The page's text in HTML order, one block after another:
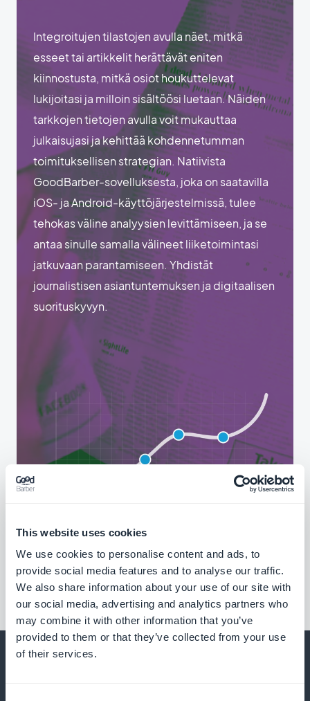
This website uses cookies
We use cookies to personalise content and ads, to
provide social media features and to analyse our traffic.
We also share information about your use of our site with
our social media, advertising and analytics partners who
may combine it with other information that you’ve
provided to them or that they’ve collected from your use
of their services.
Integroitujen tilastojen avulla näet, mitkä
esseet tai artikkelit herättävät eniten
kiinnostusta, mitkä osiot houkuttelevat
lukijoitasi ja milloin sisältöösi luetaan. Näiden
tarkkojen tietojen avulla voit mukauttaa
julkaisujasi ja kehittää kohdennetumman
toimituksellisen strategian. Natiivista
GoodBarber-sovelluksesta, joka on saatavilla
iOS- ja Android-käyttöjärjestelmissä, tulee
tehokas väline analyysien levittämiseen, ja se
antaa sinulle samalla välineet liiketoimintasi
jatkuvaan parantamiseen. Yhdistät
journalistisen asiantuntemuksen ja digitaalisen
suorituskyvyn.